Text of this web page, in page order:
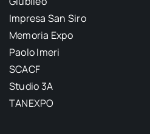
Impresa San Siro
Memoria Expo
Paolo Imeri
SCACF
Studio 3A
TANEXPO